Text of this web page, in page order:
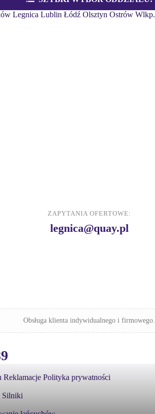
Legnica Lublin Łódź Olsztyn Ostrów Wlkp.
ZAPYTANIA OFERTOWE:
legnica@quay.pl
Obsługa klienta indywidualnego i firmowego.
Reklamacje Polityka prywatności
Silniki